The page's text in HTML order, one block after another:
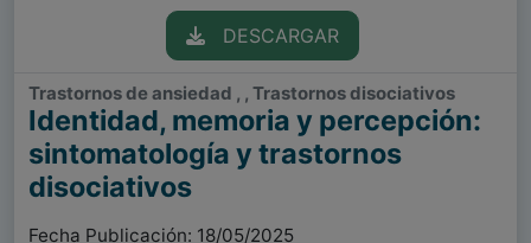
DESCARGAR
Trastornos de ansiedad , , Trastornos disociativos
Identidad, memoria y percepción:
sintomatología y trastornos
disociativos
Fecha Publicación: 18/05/2025